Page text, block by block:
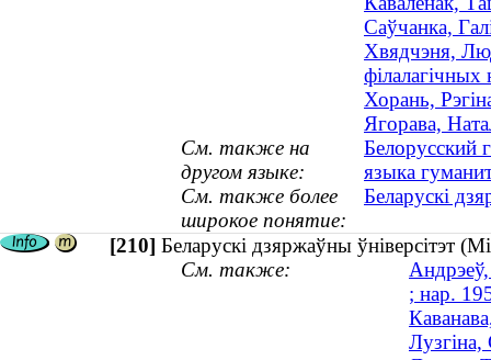
Саўчанка,
Хвядчэня,
філалагічных
Хорань,
Ягорава,
См. также на
другом языке:
Белорусский
языка
См. также более
широкое понятие:
Беларускі
[210] Беларускі дзяржаўны ўніверсітэт
См. также:
Андрэеў,
; нар.
Лузгіна,